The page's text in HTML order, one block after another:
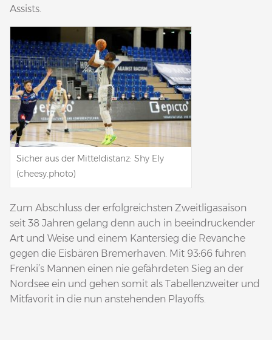
Assists.
Sicher aus der Mitteldistanz: Shy Ely
(cheesy.photo)
Zum Abschluss der erfolgreichsten Zweitligasaison
seit 38 Jahren gelang denn auch in beeindruckender
Art und Weise und einem Kantersieg die Revanche
gegen die Eisbären Bremerhaven. Mit 93:66 fuhren
Frenki’s Mannen einen nie gefährdeten Sieg an der
Nordsee ein und gehen somit als Tabellenzweiter und
Mitfavorit in die nun anstehenden Playoffs.